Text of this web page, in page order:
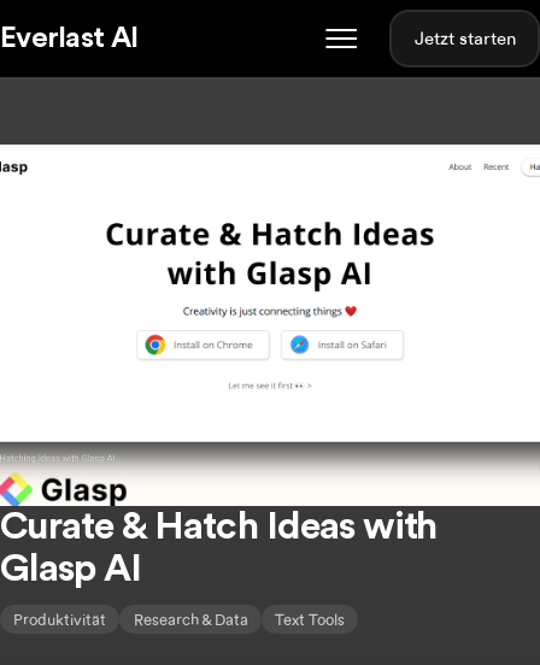
Everlast AI Jetzt starten
Curate & Hatch Ideas with
Glasp AI
Produktivität Research & Data Text Tools